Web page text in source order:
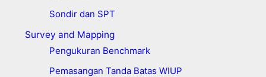
Sondir dan SPT
Survey and Mapping
Pengukuran Benchmark
Pemasangan Tanda Batas WIUP